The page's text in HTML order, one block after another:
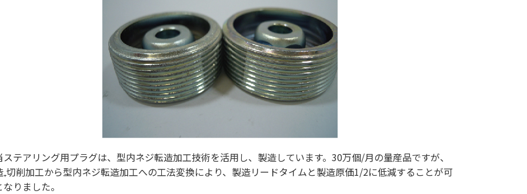
ステアリング用プラグは、型内ネジ転造加工技術を活用し、製造しています。30万個/月の量産品ですが、
₊切削加工から型内ネジ転造加工への工法変換により、製造リードタイムと製造原価1/2に低減することが可
りました。